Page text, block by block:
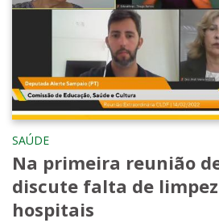
SAÚDE
Na primeira reunião
discute falta de
hospitais